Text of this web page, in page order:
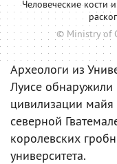
Человеческие кости
© Ministry of
Археологи из
Луисе
цивилизации
северной
королевских
университета.